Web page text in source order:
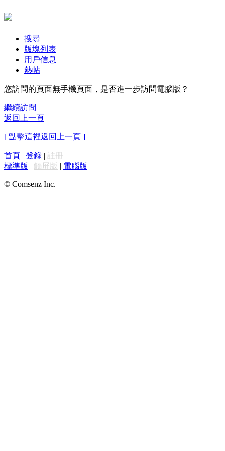
搜尋
版塊列表
用戶信息
熱帖
您訪問的頁面無手機頁面，是否進一步訪問電腦版？
繼續訪問
返回上一頁
[ 點擊這裡返回上一頁 ]
首頁 | 登錄 | 註冊
標準版 | 觸屏版 | 電腦版 |
© Comsenz Inc.